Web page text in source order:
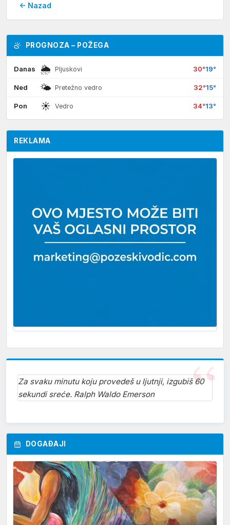
← Nazad
PROGNOZA – POŽEGA
Danas 🌦 Pljuskovi 30°19°
Ned 🌤 Pretežno vedro 32°15°
Pon ☀ Vedro 34°13°
REKLAMA
Za svaku minutu koju provedeš u ljutnji, izgubiš 60
sekundi sreće. Ralph Waldo Emerson
DOGAĐAJI